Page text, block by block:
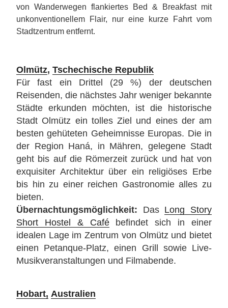
von Wanderwegen flankiertes Bed & Breakfast mit
unkonventionellem Flair, nur eine kurze Fahrt vom
Stadtzentrum entfernt.
Olmütz, Tschechische Republik
Für fast ein Drittel (29 %) der deutschen
Reisenden, die nächstes Jahr weniger bekannte
Städte erkunden möchten, ist die historische
Stadt Olmütz ein tolles Ziel und eines der am
besten gehüteten Geheimnisse Europas. Die in
der Region Haná, in Mähren, gelegene Stadt
geht bis auf die Römerzeit zurück und hat von
exquisiter Architektur über ein religiöses Erbe
bis hin zu einer reichen Gastronomie alles zu
bieten.
Übernachtungsmöglichkeit: Das Long Story
Short Hostel & Cafébefindet sich in einer
idealen Lage im Zentrum von Olmütz und bietet
einen Petanque-Platz, einen Grill sowie Live-
Musikveranstaltungen und Filmabende.
Hobart, Australien